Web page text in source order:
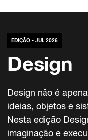
EDIÇÃO - JUL 2026
Design
Design não é
ideias, objetos e
Nesta edição
imaginação e